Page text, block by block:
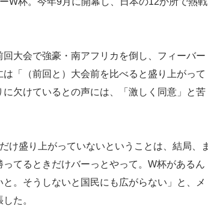
大会で強豪・南アフリカを倒し、フィーバー
「（前回と）大会前を比べると盛り上がって
欠けているとの声には、「激しく同意」と苦
け盛り上がっていないということは、結局、ま
てるときだけバーっとやって。W杯があるん
。そうしないと国民にも広がらない」と、メ
た。